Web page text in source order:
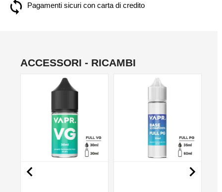
Pagamenti sicuri con carta di credito
ACCESSORI - RICAMBI
 